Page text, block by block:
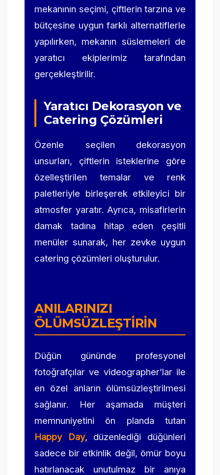
mekanının seçimi, çiftlerin tarzına ve
bütçesine uygun farklı alternatiflerle
yapılırken, mekanın süslemeleri de
yaratıcı ekiplerimiz tarafından
gerçekleştirilir.
Yaratıcı Dekorasyon ve
Catering Çözümleri
Özenle seçilen dekorasyon
unsurları, çiftlerin isteklerine göre
özelleştirilen temalar ve renk
paletleriyle birleşerek etkileyici bir
atmosfer yaratır. Ayrıca, misafirlerin
damak tadına hitap eden çeşitli
menüler sunarak, her zevke uygun
catering çözümleri oluşturulur.
ANILARINIZI
ÖLÜMSÜZLEŞTIRIN
Düğün gününde profesyonel
fotoğrafçılar ve videographer’lar ile
en özel anların ölümsüzleştirilmesi
sağlanır. Her aşamada müşteri
memnuniyetini ön planda tutan
Happy Day, düzenlediği düğünleri
sadece bir etkinlik değil, ömür boyu
hatırlanacak unutulmaz bir anıya